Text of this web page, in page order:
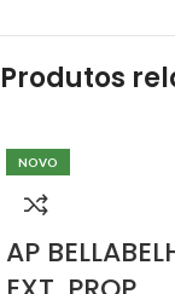
Produtos
NOVO
AP